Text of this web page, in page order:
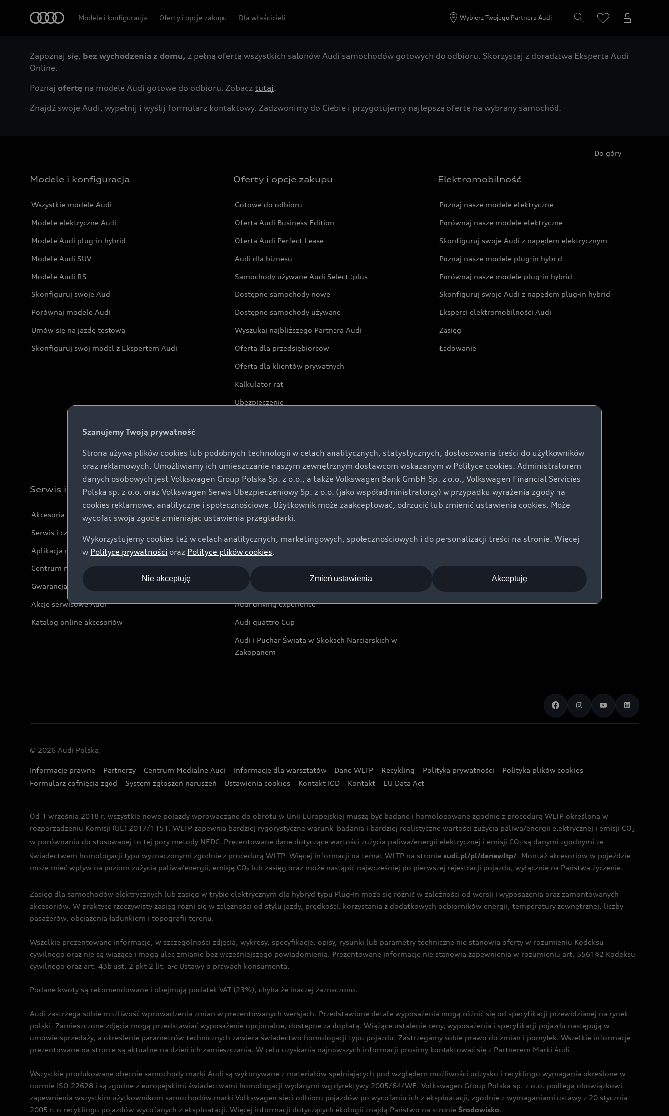
Modele i konfiguracja Oferty i opcje zakupu Dla właścicieli Wybierz Twojego Partnera Audi
Zapoznaj się, bez wychodzenia z domu, z pełną ofertą wszystkich salonów Audi samochodów gotowych do odbioru. Skorzystaj z doradztwa Eksperta Audi
Online.
Poznaj ofertę na modele Audi gotowe do odbioru. Zobacz tutaj.
Znajdź swoje Audi, wypełnij i wyślij formularz kontaktowy. Zadzwonimy do Ciebie i przygotujemy najlepszą ofertę na wybrany samochód.
Do góry
Modele i konfiguracja
Wszystkie modele Audi
Modele elektryczne Audi
Modele Audi plug-in hybrid
Modele Audi SUV
Modele Audi RS
Skonfiguruj swoje Audi
Porównaj modele Audi
Umów się na jazdę testową
Skonfiguruj swój model z Ekspertem Audi
Oferty i opcje zakupu
Gotowe do odbioru
Oferta Audi Business Edition
Oferta Audi Perfect Lease
Audi dla biznesu
Samochody używane Audi Select :plus
Dostępne samochody nowe
Dostępne samochody używane
Wyszukaj najbliższego Partnera Audi
Oferta dla przedsiębiorców
Oferta dla klientów prywatnych
Kalkulator rat
Ubezpieczenie
Audi exclusive
Elektromobilność
Poznaj nasze modele elektryczne
Porównaj nasze modele elektryczne
Skonfiguruj swoje Audi z napędem elektrycznym
Poznaj nasze modele plug-in hybrid
Porównaj nasze modele plug-in hybrid
Skonfiguruj swoje Audi z napędem plug-in hybrid
Eksperci elektromobilności Audi
Zasięg
Ładowanie
Serwis i akcesoria
Akcesoria
Serwis i części
Aplikacja myAudi i usługi cyfrowe
Centrum napraw powypadkowych
Gwarancja
Akcje serwisowe Audi
Katalog online akcesoriów
Świat Audi
Aktualności i historie postępu
Audi Nuvolari
Audi Sport Festiwal
Audi i Muzeum Sztuki Nowoczesnej w Warszawie
Audi driving experience
Audi quattro Cup
Audi i Puchar Świata w Skokach Narciarskich w
Zakopanem
© 2026 Audi Polska.
Informacje prawne Partnerzy Centrum Medialne Audi Informacje dla warsztatów Dane WLTP Recykling Polityka prywatności
Polityka plików cookies
Formularz cofnięcia zgód
System zgłoszeń naruszeń Ustawienia cookies Kontakt IOD Kontakt EU Data Act
Od 1 września 2018 r. wszystkie nowe pojazdy wprowadzane do obrotu w Unii Europejskiej muszą być badane i homologowane zgodnie z procedurą WLTP określoną w
rozporządzeniu Komisji (UE) 2017/1151. WLTP zapewnia bardziej rygorystyczne warunki badania i bardziej realistyczne wartości zużycia paliwa/energii elektrycznej i emisji CO2
w porównaniu do stosowanej to tej pory metody NEDC. Prezentowane dane dotyczące wartości zużycia paliwa/energii elektrycznej i emisji CO2 są danymi zgodnymi ze
świadectwem homologacji typu wyznaczonymi zgodnie z procedurą WLTP. Więcej informacji na temat WLTP na stronie audi.pl/pl/danewltp/. Montaż akcesoriów w pojeździe
może mieć wpływ na poziom zużycia paliwa/energii, emisję CO2 lub zasięg oraz może nastąpić najwcześniej po pierwszej rejestracji pojazdu, wyłącznie na Państwa życzenie.
Zasięg dla samochodów elektrycznych lub zasięg w trybie elektrycznym dla hybryd typu Plug-In może się różnić w zależności od wersji i wyposażenia oraz zamontowanych
akcesoriów. W praktyce rzeczywisty zasięg różni się w zależności od stylu jazdy, prędkości, korzystania z dodatkowych odbiorników energii, temperatury zewnętrznej, liczby
pasażerów, obciążenia ładunkiem i topografii terenu.
Wszelkie prezentowane informacje, w szczególności zdjęcia, wykresy, specyfikacje, opisy, rysunki lub parametry techniczne nie stanowią oferty w rozumieniu Kodeksu
cywilnego oraz nie są wiążące i mogą ulec zmianie bez wcześniejszego powiadomienia. Prezentowane informacje nie stanowią zapewnienia w rozumieniu art. 5561§2 Kodeksu
cywilnego oraz art. 43b ust. 2 pkt 2 lit. a-c Ustawy o prawach konsumenta.
Podane kwoty są rekomendowane i obejmują podatek VAT (23%), chyba że inaczej zaznaczono.
Audi zastrzega sobie możliwość wprowadzenia zmian w prezentowanych wersjach. Przedstawione detale wyposażenia mogą różnić się od specyfikacji przewidzianej na rynek
polski. Zamieszczone zdjęcia mogą przedstawiać wyposażenie opcjonalne, dostępne za dopłatą. Wiążące ustalenie ceny, wyposażenia i specyfikacji pojazdu następują w
umowie sprzedaży, a określenie parametrów technicznych zawiera świadectwo homologacji typu pojazdu. Zastrzegamy sobie prawo do zmian i pomyłek. Wszelkie informacje
prezentowane na stronie są aktualne na dzień ich zamieszczania. W celu uzyskania najnowszych informacji prosimy kontaktować się z Partnerem Marki Audi.
Wszystkie produkowane obecnie samochody marki Audi są wykonywane z materiałów spełniających pod względem możliwości odzysku i recyklingu wymagania określone w
normie ISO 22628 i są zgodne z europejskimi świadectwami homologacji wydanymi wg dyrektywy 2005/64/WE. Volkswagen Group Polska sp. z o.o. podlega obowiązkowi
zapewnienia wszystkim użytkownikom samochodów marki Volkswagen sieci odbioru pojazdów po wycofaniu ich z eksploatacji, zgodnie z wymaganiami ustawy z 20 stycznia
2005 r. o recyklingu pojazdów wycofanych z eksploatacji. Więcej informacji dotyczących ekologii znajdą Państwo na stronie Środowisko.
Szanujemy Twoją prywatność
Strona używa plików cookies lub podobnych technologii w celach analitycznych, statystycznych, dostosowania treści do użytkowników
oraz reklamowych. Umożliwiamy ich umieszczanie naszym zewnętrznym dostawcom wskazanym w Polityce cookies. Administratorem
danych osobowych jest Volkswagen Group Polska Sp. z o.o., a także Volkswagen Bank GmbH Sp. z o.o., Volkswagen Financial Servicies
Polska sp. z o.o. oraz Volkswagen Serwis Ubezpieczeniowy Sp. z o.o. (jako współadministratorzy) w przypadku wyrażenia zgody na
cookies reklamowe, analityczne i społecznościowe. Użytkownik może zaakceptować, odrzucić lub zmienić ustawienia cookies. Może
wycofać swoją zgodę zmieniając ustawienia przeglądarki.
Wykorzystujemy cookies też w celach analitycznych, marketingowych, społecznościowych i do personalizacji treści na stronie. Więcej
w Polityce prywatności oraz Polityce plików cookies.
Akceptuję
Nie akceptuję Zmień ustawienia